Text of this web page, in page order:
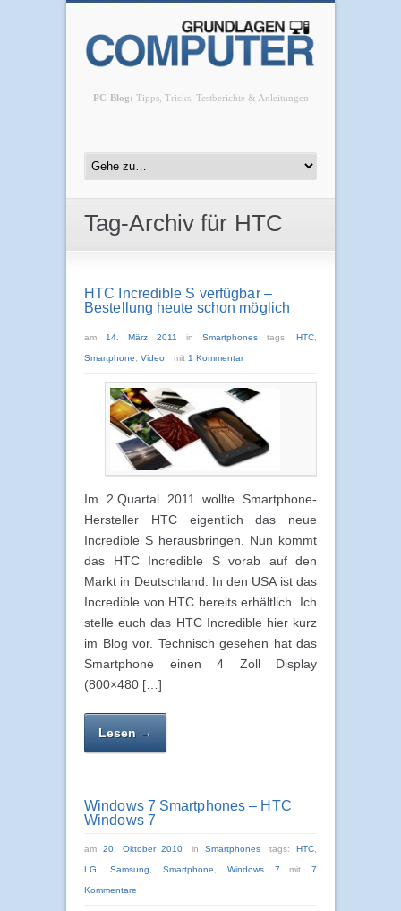
PC-Blog: Tipps, Tricks, Testberichte & Anleitungen
Tag-Archiv für HTC
HTC Incredible S verfügbar –
Bestellung heute schon möglich
am 14. März 2011 in Smartphones tags: HTC
Smartphone Video mit 1 Kommentar
Im 2.Quartal 2011 wollte Smartphone-
Hersteller HTC eigentlich das neue
Incredible S herausbringen. Nun kommt
das HTC Incredible S vorab auf den
Markt in Deutschland. In den USA ist das
Incredible von HTC bereits erhältlich. Ich
stelle euch das HTC Incredible hier kurz
im Blog vor. Technisch gesehen hat das
Smartphone einen 4 Zoll Display
(800×480 […]
Lesen →
Windows 7 Smartphones – HTC
Windows 7
am 20. Oktober 2010 inSmartphones tags:HTC
LG Samsung Smartphone Windows 7 mit 7
Kommentare